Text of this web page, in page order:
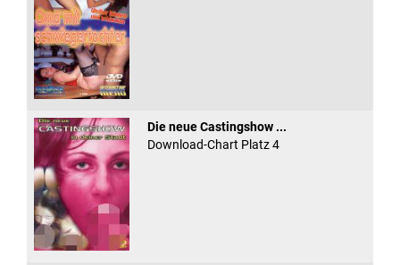
Die neue Castingshow ...
Download-Chart Platz 4